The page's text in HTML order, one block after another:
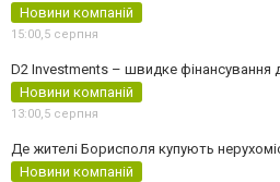
Новини компаній
15:00,5 серпня
D2 Investments – швидке фінансування
Новини компаній
13:00,5 серпня
Де жителі Борисполя купують
Новини компаній